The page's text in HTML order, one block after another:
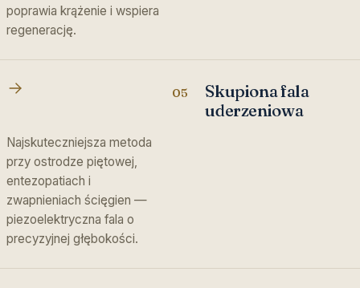
poprawia krążenie i wspiera
regenerację.
05
Skupiona fala
uderzeniowa
Najskuteczniejsza metoda
przy ostrodze piętowej,
entezopatiach i
zwapnieniach ścięgien —
piezoelektryczna fala o
precyzyjnej głębokości.